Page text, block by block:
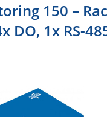
150 –
DO, 1x RS-